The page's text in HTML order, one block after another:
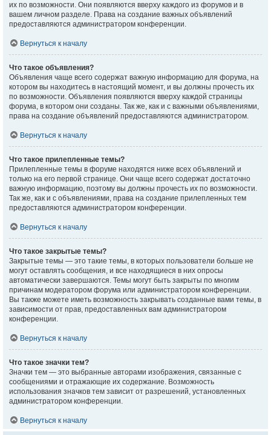
их по возможности. Они появляются вверху каждого из форумов и в
вашем личном разделе. Права на создание важных объявлений
предоставляются администратором конференции.
Вернуться к началу
Что такое объявления?
Объявления чаще всего содержат важную информацию для форума, на
котором вы находитесь в настоящий момент, и вы должны прочесть их
по возможности. Объявления появляются вверху каждой страницы
форума, в котором они созданы. Так же, как и с важными объявлениями,
права на создание объявлений предоставляются администратором.
Вернуться к началу
Что такое прилепленные темы?
Прилепленные темы в форуме находятся ниже всех объявлений и
только на его первой странице. Они чаще всего содержат достаточно
важную информацию, поэтому вы должны прочесть их по возможности.
Так же, как и с объявлениями, права на создание прилепленных тем
предоставляются администратором конференции.
Вернуться к началу
Что такое закрытые темы?
Закрытые темы — это такие темы, в которых пользователи больше не
могут оставлять сообщения, и все находящиеся в них опросы
автоматически завершаются. Темы могут быть закрыты по многим
причинам модератором форума или администратором конференции.
Вы также можете иметь возможность закрывать созданные вами темы, в
зависимости от прав, предоставленных вам администратором
конференции.
Вернуться к началу
Что такое значки тем?
Значки тем — это выбранные авторами изображения, связанные с
сообщениями и отражающие их содержание. Возможность
использования значков тем зависит от разрешений, установленных
администратором конференции.
Вернуться к началу